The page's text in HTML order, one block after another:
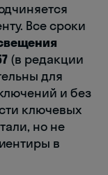
Все сроки
(в редакции
для
и без
ключевых
но не
в